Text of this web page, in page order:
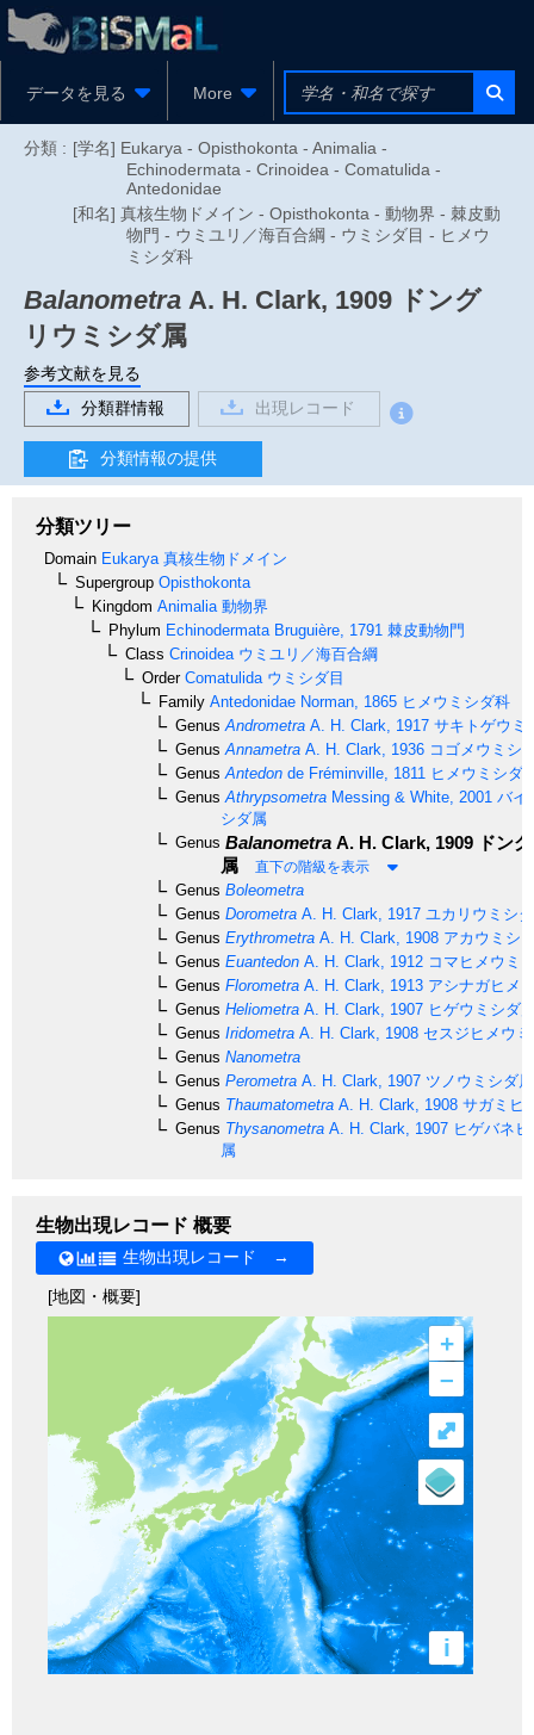
データを見る More
分類 : [学名] Eukarya - Opisthokonta - Animalia -
Echinodermata - Crinoidea - Comatulida -
Antedonidae
[和名] 真核生物ドメイン - Opisthokonta - 動物界 - 棘皮動
物門 - ウミユリ／海百合綱 - ウミシダ目 - ヒメウ
ミシダ科
Balanometra A. H. Clark, 1909 ドング
リウミシダ属
参考文献を見る
分類群情報
出現レコード
分類情報の提供
分類ツリー
Domain Eukarya 真核生物ドメイン
Supergroup Opisthokonta
Kingdom Animalia 動物界
Phylum Echinodermata Bruguière, 1791 棘皮動物門
Class Crinoidea ウミユリ／海百合綱
OrderComatulida ウミシダ目
Family Antedonidae Norman, 1865 ヒメウミシダ科
Genus Andrometra A. H. Clark, 1917 サキトゲウミ
Genus Annametra A. H. Clark, 1936 コゴメウミシ
Genus Antedon de Fréminville, 1811 ヒメウミシダ
Genus Athrypsometra Messing & White, 2001 バイ
シダ属
Genus Balanometra A. H. Clark, 1909 ドン
属
直下の階級を表示
Genus Boleometra
Genus Dorometra A. H. Clark, 1917 ユカリウミシ
Genus Erythrometra A. H. Clark, 1908 アカウミシ
Genus Euantedon A. H. Clark, 1912 コマヒメウミ
Genus Florometra A. H. Clark, 1913 アシナガヒメ
Genus Heliometra A. H. Clark, 1907 ヒゲウミシダ
Genus Iridometra A. H. Clark, 1908 セスジヒメウ
Genus Nanometra
Genus Perometra A. H. Clark, 1907 ツノウミシダ属
Genus Thaumatometra A. H. Clark, 1908 サガミヒ
Genus Thysanometra A. H. Clark, 1907 ヒゲバネ
属
生物出現レコード 概要
生物出現レコード →
[地図・概要]
+
–
i
⤢